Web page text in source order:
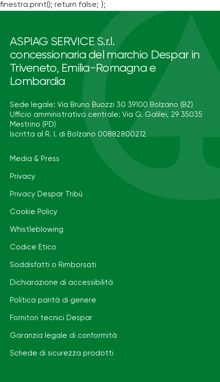
finestra.print(); return false; };
ASPIAG SERVICE S.r.l.
concessionaria del marchio Despar in
Triveneto, Emilia-Romagna e
Lombardia
Sede legale: Via Bruno Buozzi 30 39100 Bolzano (BZ)
Ufficio amministrativo centrale: Via G. Galilei, 29 35035
Mestrino (PD)
Iscritta al R. I. di Bolzano 00882800212
Media & Press
Privacy
Privacy Despar Tribù
Cookie Policy
Whistleblowing
Codice Etico
Soddisfatti o Rimborsati
Dichiarazione di accessibilità
Politica parità di genere
Fornitori tecnici Despar
Garanzia legale di conformità
Schede di sicurezza prodotti